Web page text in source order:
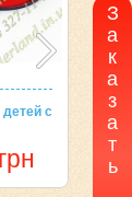
с
З
а
к
а
з
а
т
ь